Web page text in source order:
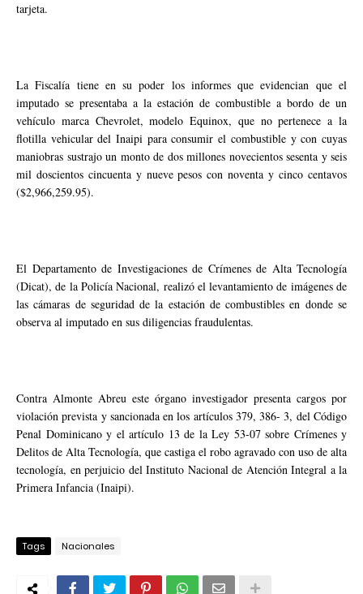
tarjeta.
La Fiscalía tiene en su poder los informes que evidencian que el
imputado se presentaba a la estación de combustible a bordo de un
vehículo marca Chevrolet, modelo Equinox, que no pertenece a la
flotilla vehicular del Inaipi para consumir el combustible y con cuyas
maniobras sustrajo un monto de dos millones novecientos sesenta y seis
mil doscientos cincuenta y nueve pesos con noventa y cinco centavos
($2,966,259.95).
El Departamento de Investigaciones de Crímenes de Alta Tecnología
(Dicat), de la Policía Nacional, realizó el levantamiento de imágenes de
las cámaras de seguridad de la estación de combustibles en donde se
observa al imputado en sus diligencias fraudulentas.
Contra Almonte Abreu este órgano investigador presenta cargos por
violación prevista y sancionada en los artículos 379, 386- 3, del Código
Penal Dominicano y el artículo 13 de la Ley 53-07 sobre Crímenes y
Delitos de Alta Tecnología, que castiga el robo agravado con uso de alta
tecnología, en perjuicio del Instituto Nacional de Atención Integral a la
Primera Infancia (Inaipi).
Tags Nacionales